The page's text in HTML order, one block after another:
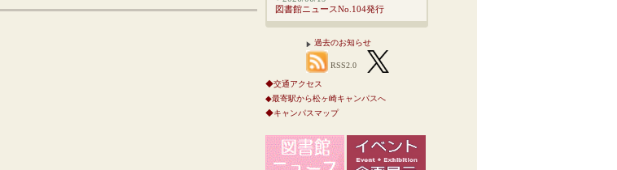
図書館ニュースNo.104発行
過去のお知らせ
RSS2.0
◆交通アクセス
◆最寄駅から松ヶ崎キャンパスへ
◆キャンパスマップ